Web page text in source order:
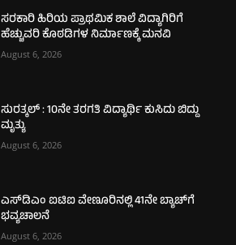
ಸರಕಾರಿ ಹಿರಿಯ ಪ್ರಾಥಮಿಕ ಶಾಲೆ ವಿದ್ಯಾಗಿರಿಗೆ
ಹೆಚ್ಚುವರಿ ಕೊಠಡಿಗಳ ನಿರ್ಮಾಣಕ್ಕೆ ಮನವಿ
August 6, 2026
ಸುರತ್ಕಲ್ : 10ನೇ ತರಗತಿ ವಿದ್ಯಾರ್ಥಿ ಕುಸಿದು ಬಿದ್ದು
ಮೃತ್ಯು
August 6, 2026
ಎಸ್‌ಡಿಎಂ ಐಟಿಐ ವೇಣೂರಿನಲ್ಲಿ 41ನೇ ಬ್ಯಾಚ್‌ಗೆ
ಭವ್ಯಚಾಲನೆ
August 6, 2026